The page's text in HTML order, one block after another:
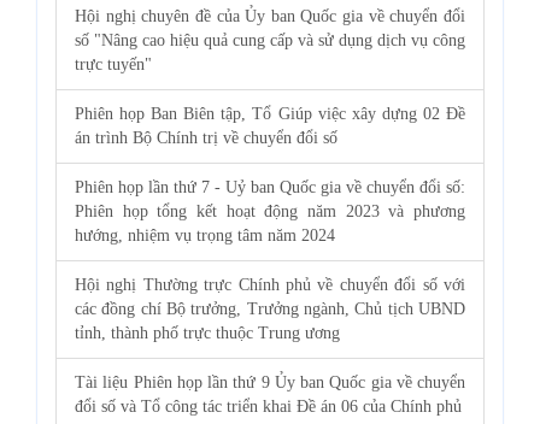
Hội nghị chuyên đề của Ủy ban Quốc gia về chuyển đổi
số "Nâng cao hiệu quả cung cấp và sử dụng dịch vụ công
trực tuyến"
Phiên họp Ban Biên tập, Tổ Giúp việc xây dựng 02 Đề
án trình Bộ Chính trị về chuyển đổi số
Phiên họp lần thứ 7 - Uỷ ban Quốc gia về chuyển đổi số:
Phiên họp tổng kết hoạt động năm 2023 và phương
hướng, nhiệm vụ trọng tâm năm 2024
Hội nghị Thường trực Chính phủ về chuyển đổi số với
các đồng chí Bộ trưởng, Trưởng ngành, Chủ tịch UBND
tỉnh, thành phố trực thuộc Trung ương
Tài liệu Phiên họp lần thứ 9 Ủy ban Quốc gia về chuyển
đổi số và Tổ công tác triển khai Đề án 06 của Chính phủ